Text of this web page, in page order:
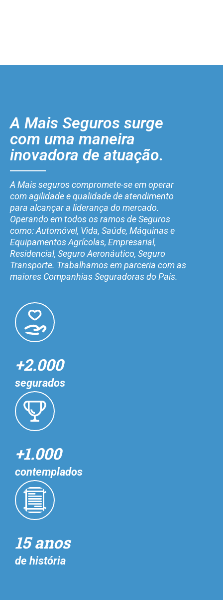
A Mais Seguros surge
com uma maneira
inovadora de atuação.
A Mais seguros compromete-se em operar
com agilidade e qualidade de atendimento
para alcançar a liderança do mercado.
Operando em todos os ramos de Seguros
como: Automóvel, Vida, Saúde, Máquinas e
Equipamentos Agrícolas, Empresarial,
Residencial, Seguro Aeronáutico, Seguro
Transporte. Trabalhamos em parceria com as
maiores Companhias Seguradoras do País.
+2.000
segurados
+1.000
contemplados
15 anos
de história